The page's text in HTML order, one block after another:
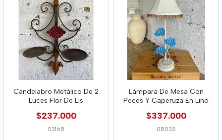
Candelabro Metálico De 2
Luces Flor De Lis
$237.000
03168
Lámpara De Mesa Con
Peces Y Caperuza En Lino
$337.000
08032